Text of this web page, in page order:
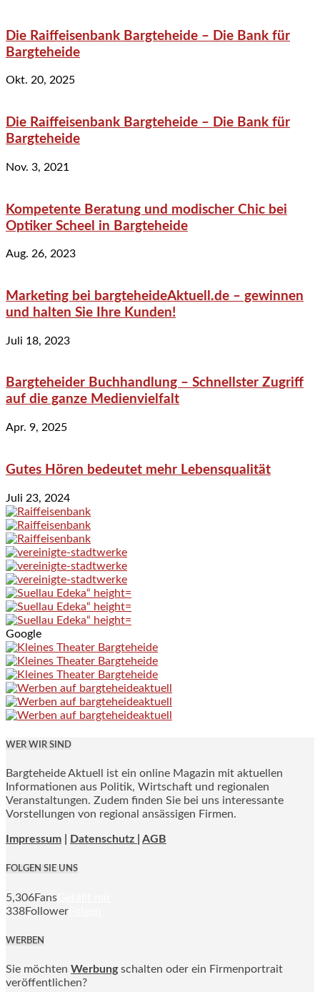
Die Raiffeisenbank Bargteheide – Die Bank für
Bargteheide
Okt. 20, 2025
Die Raiffeisenbank Bargteheide – Die Bank für
Bargteheide
Nov. 3, 2021
Kompetente Beratung und modischer Chic bei
Optiker Scheel in Bargteheide
Aug. 26, 2023
Marketing bei bargteheideAktuell.de – gewinnen
und halten Sie Ihre Kunden!
Juli 18, 2023
Bargteheider Buchhandlung – Schnellster Zugriff
auf die ganze Medienvielfalt
Apr. 9, 2025
Gutes Hören bedeutet mehr Lebensqualität
Juli 23, 2024
Google
WER WIR SIND
Bargteheide Aktuell ist ein online Magazin mit aktuellen
Informationen aus Politik, Wirtschaft und regionalen
Veranstaltungen. Zudem finden Sie bei uns interessante
Vorstellungen von regional ansässigen Firmen.
Impressum Datenschutz | AGB
FOLGEN SIE UNS
5,306Fans
338Follower
WERBEN
Sie möchten Werbung schalten oder ein Firmenportrait
veröffentlichen?